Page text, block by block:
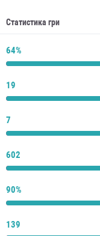
Статистика гри
64%
19
7
602
90%
139